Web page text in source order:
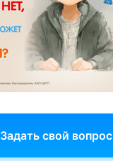
Задать свой вопрос